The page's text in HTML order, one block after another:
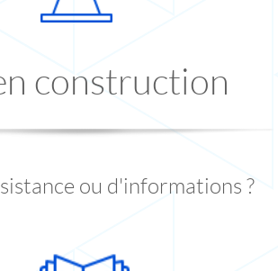
construction
ou d'informations ?